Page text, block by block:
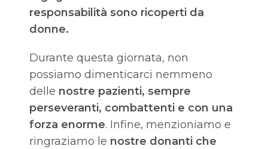
responsabilità sono ricoperti da
donne.
Durante questa giornata, non
possiamo dimenticarci nemmeno
delle nostre pazienti, sempre
perseveranti, combattenti e con una
forza enorme. Infine, menzioniamo e
ringraziamo le nostre donanti che